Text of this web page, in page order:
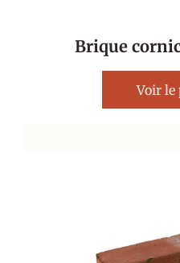
Brique
Voir le